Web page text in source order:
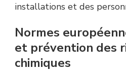
installations et des
Normes
et prévention des
chimiques